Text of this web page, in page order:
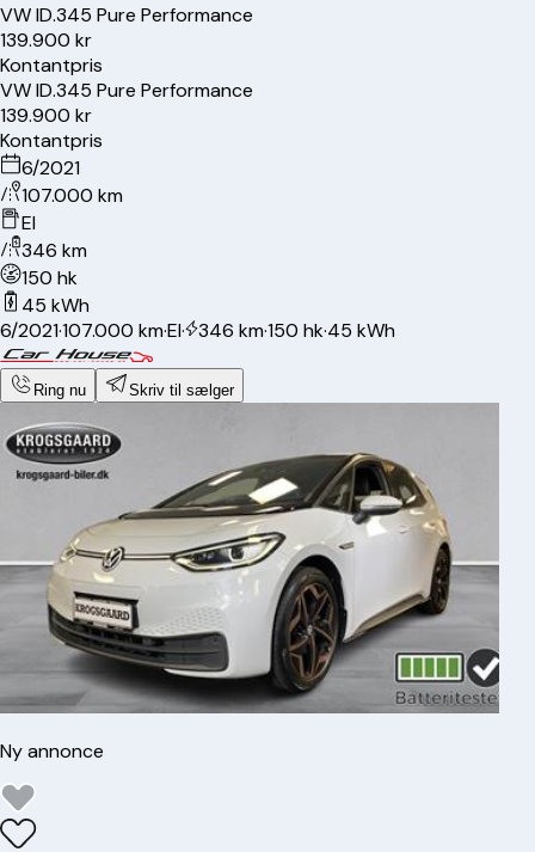
VWID.345 Pure Performance
139.900 kr
Kontantpris
VWID.345 Pure Performance
139.900 kr
Kontantpris
6/2021
107.000 km
El
346 km
150 hk
45 kWh
6/2021·107.000 km·El· 346 km·150 hk·45 kWh
Ring nu Skriv til sælger
Ny annonce